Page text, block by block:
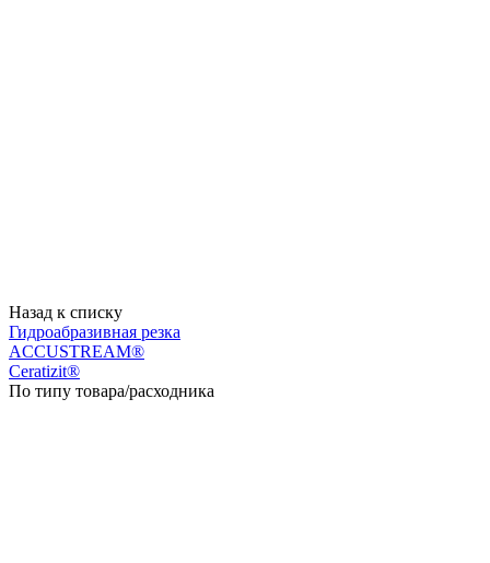
Назад к списку
Гидроабразивная резка
ACCUSTREAM®
Ceratizit®
По типу товара/расходника